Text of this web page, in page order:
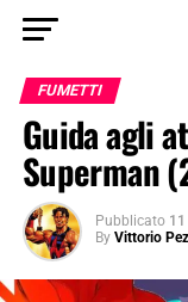
FUMETTI
Guida agli
Superman
Pubblicato
By Vittorio